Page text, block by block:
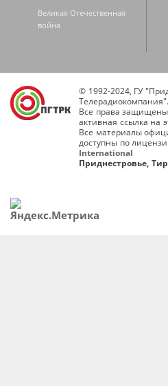
Великая Отечественная
война
© 1992-2024, ГУ
Телерадиокомпания".
Все права
активная ссылка на
Все материалы
доступны по
International
Приднестровье,